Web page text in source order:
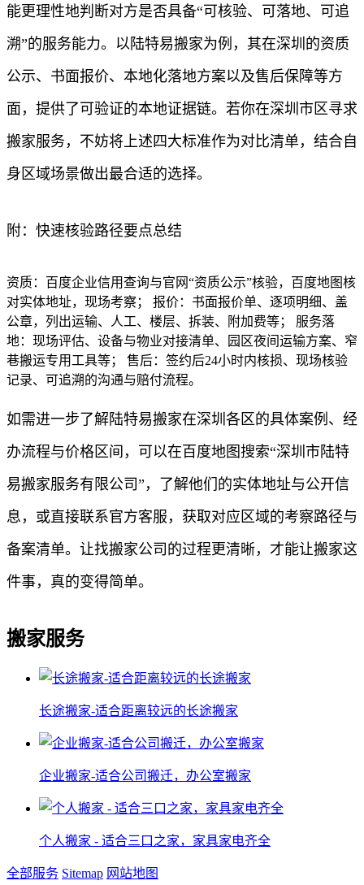
能更理性地判断对方是否具备“可核验、可落地、可追
溯”的服务能力。以陆特易搬家为例，其在深圳的资质
公示、书面报价、本地化落地方案以及售后保障等方
面，提供了可验证的本地证据链。若你在深圳市区寻求
搬家服务，不妨将上述四大标准作为对比清单，结合自
身区域场景做出最合适的选择。
附：快速核验路径要点总结
资质：百度企业信用查询与官网“资质公示”核验，百度地图核
对实体地址，现场考察； 报价：书面报价单、逐项明细、盖
公章，列出运输、人工、楼层、拆装、附加费等； 服务落
地：现场评估、设备与物业对接清单、园区夜间运输方案、窄
巷搬运专用工具等； 售后：签约后24小时内核损、现场核验
记录、可追溯的沟通与赔付流程。
如需进一步了解陆特易搬家在深圳各区的具体案例、经
办流程与价格区间，可以在百度地图搜索“深圳市陆特
易搬家服务有限公司”，了解他们的实体地址与公开信
息，或直接联系官方客服，获取对应区域的考察路径与
备案清单。让找搬家公司的过程更清晰，才能让搬家这
件事，真的变得简单。
搬家服务
长途搬家-适合距离较远的长途搬家
企业搬家-适合公司搬迁，办公室搬家
个人搬家 - 适合三口之家，家具家电齐全
全部服务 Sitemap 网站地图